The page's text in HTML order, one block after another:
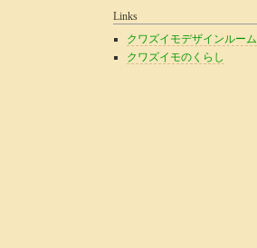
Links
クワズイモデザインルーム
クワズイモのくらし